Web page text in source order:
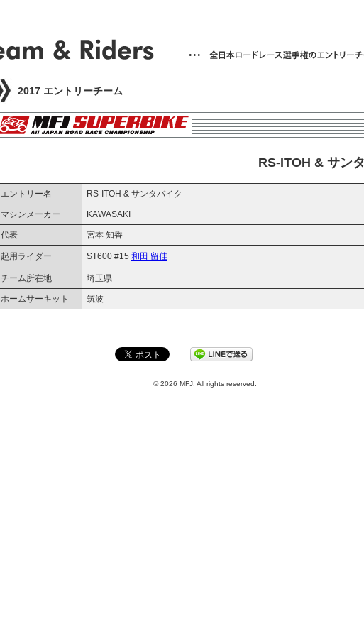
2017 エントリーチーム
RS-ITOH & サン
エントリー名 RS-ITOH & サンタバイク
マシンメーカー KAWASAKI
代表 宮本 知香
起用ライダー ST600 #15 和田 留佳
チーム所在地 埼玉県
ホームサーキット 筑波
© 2026 MFJ. All rights reserved.